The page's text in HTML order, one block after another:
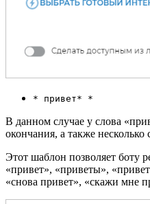
* привет* *
В данном случае у слова
окончания, а также несколько
Этот шаблон позволяет боту
«привет», «приветы»,
«снова привет», «скажи мне